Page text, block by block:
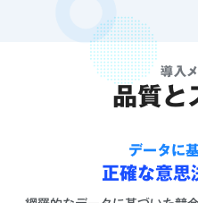
導入
品質と
データに
正確な意思